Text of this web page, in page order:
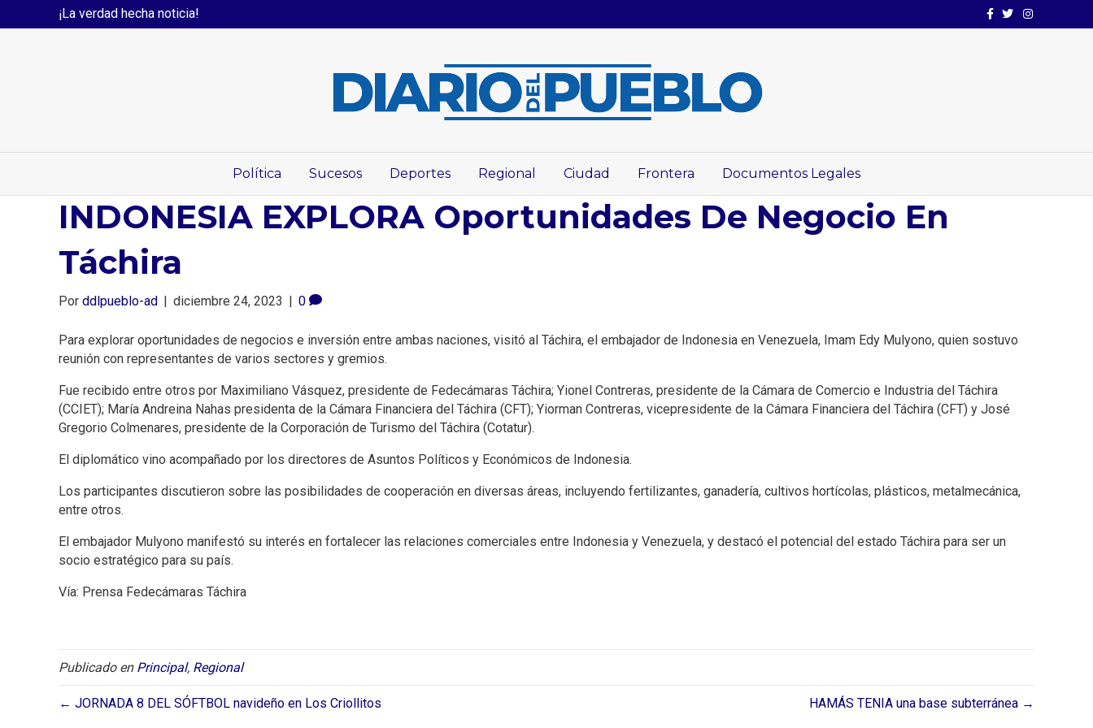
¡La verdad hecha noticia! Facebook
TwitterInstagram
Política Sucesos Deportes Regional Ciudad Frontera Documentos Legales
INDONESIA EXPLORA Oportunidades De Negocio En
Táchira
Por ddlpueblo-ad diciembre 24, 2023 0
Para explorar oportunidades de negocios e inversión entre ambas naciones, visitó al Táchira, el embajador de Indonesia en Venezuela, Imam Edy Mulyono, quien sostuvo
reunión con representantes de varios sectores y gremios.
Fue recibido entre otros por Maximiliano Vásquez, presidente de Fedecámaras Táchira; Yionel Contreras, presidente de la Cámara de Comercio e Industria del Táchira
(CCIET); María Andreina Nahas presidenta de la Cámara Financiera del Táchira (CFT); Yiorman Contreras, vicepresidente de la Cámara Financiera del Táchira (CFT) y José
Gregorio Colmenares, presidente de la Corporación de Turismo del Táchira (Cotatur).
El diplomático vino acompañado por los directores de Asuntos Políticos y Económicos de Indonesia.
Los participantes discutieron sobre las posibilidades de cooperación en diversas áreas, incluyendo fertilizantes, ganadería, cultivos hortícolas, plásticos, metalmecánica,
entre otros.
El embajador Mulyono manifestó su interés en fortalecer las relaciones comerciales entre Indonesia y Venezuela, y destacó el potencial del estado Táchira para ser un
socio estratégico para su país.
Vía: Prensa Fedecámaras Táchira
Publicado en Principal, Regional
← JORNADA 8 DEL SÓFTBOL navideño en Los Criollitos HAMÁS TENIA una base subterránea →